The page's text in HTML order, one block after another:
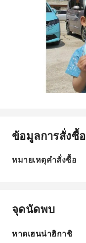
ข้อมูลการสั่งซื้อ
หมายเหตุคำสั่งซื้อ
จุดนัดพบ
หาดเฮนน่าฮิกาชิ